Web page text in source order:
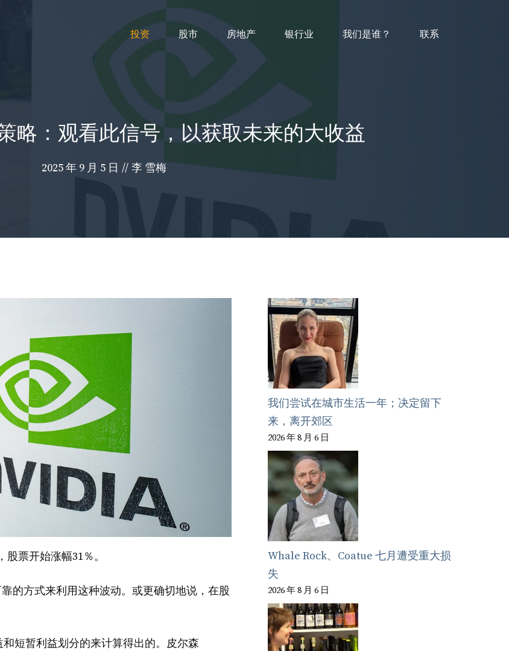
投资 股市 房地产 银行业 我们是谁？ 联系
略：观看此信号，以获取未来的大收益
2025 年 9 月 5 日 // 李 雪梅
票开始涨幅31％。
的方式来利用这种波动。或更确切地说，在股
短暂利益划分的来计算得出的。皮尔森
我们尝试在城市生活一年；决定留下
来，离开郊区
2026 年 8 月 6 日
Whale Rock、Coatue 七月遭受重大损
失
2026 年 8 月 6 日